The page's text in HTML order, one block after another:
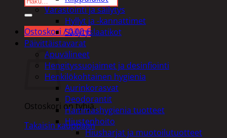
Ostoskori /0,00€
Ostoskori
Ostoskori on tyhjä.
Takaisin kauppaan
Varastointi ja säilytys
Hyllyt ja -kannattimet
Säilytyslaatikot
Päivittäistavarat
Apuvälineet
Hengityssuojaimet ja desinfiointi
Henkilökohtainen hygienia
Aurinkorasvat
Deodorantit
Hammashygienia tuotteet
Hiustenhoito
Hiusharjat ja muotoilutuotteet